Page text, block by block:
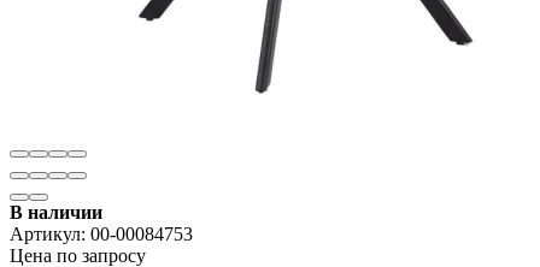
В наличии
Артикул: 00-00084753
Цена по запросу